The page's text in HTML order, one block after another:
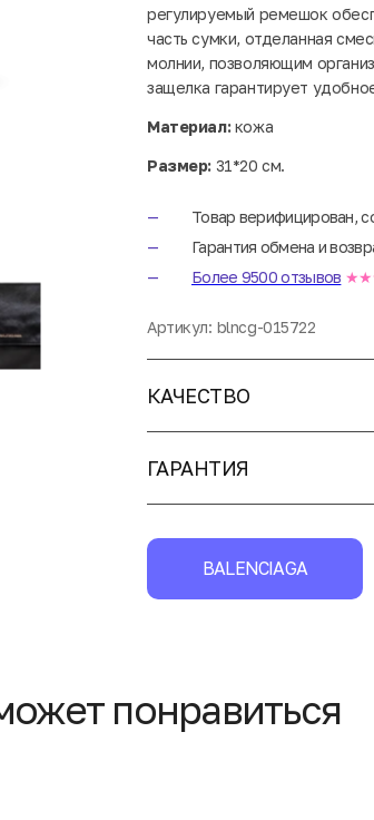
регулируемый ремешок
часть сумки, отделанная
молнии, позволяющим
защелка гарантирует
Материал:кожа
Размер: 31*20 см.
Товар верифицирован,
Гарантия обмена и
Более 9500 отзывов
Артикул: blncg-015722
КАЧЕСТВО
ГАРАНТИЯ
BALENCIAGA
понравиться